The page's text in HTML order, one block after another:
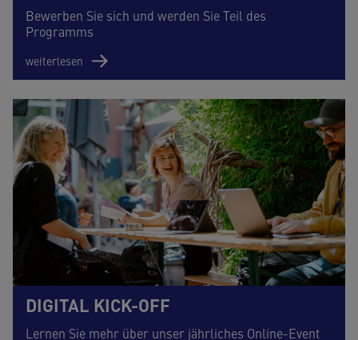
Bewerben Sie sich und werden Sie Teil des
Programms
weiterlesen
DIGITAL KICK-OFF
Lernen Sie mehr über unser jährliches Online-Event